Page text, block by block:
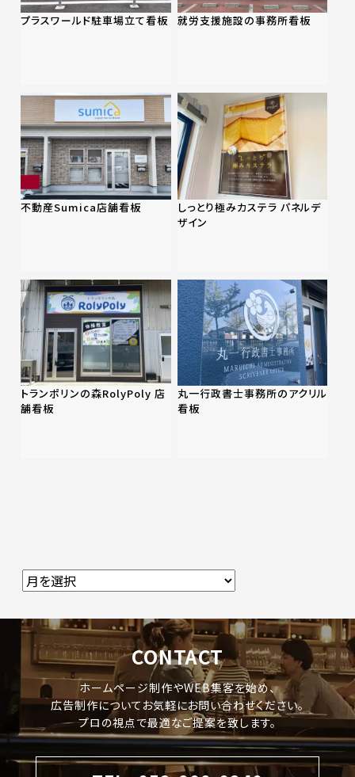
プラスワールド駐車場立て看板 就労支援施設の事務所看板
不動産Sumica店舗看板
しっとり極みカステラ パネルデ
ザイン
トランポリンの森RolyPoly 店
舗看板
丸一行政書士事務所のアクリル
看板
CONTACT
ホームページ制作やWEB集客を始め、
広告制作についてお気軽にお問い合わせください。
プロの視点で最適なご提案を致します。